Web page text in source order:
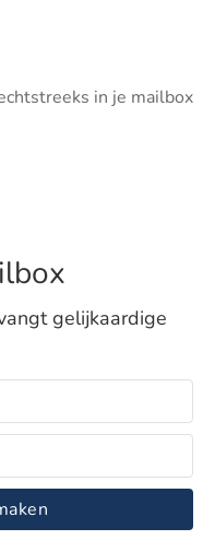
in je mailbox
gelijkaardige